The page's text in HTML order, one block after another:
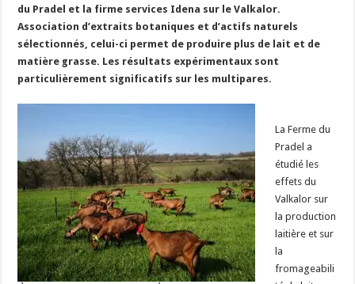
du Pradel et la firme services Idena sur le Valkalor.
Association d’extraits botaniques et d’actifs naturels
sélectionnés, celui-ci permet de produire plus de lait et de
matière grasse. Les résultats expérimentaux sont
particulièrement significatifs sur les multipares.
La Ferme du
Pradel a
étudié les
effets du
Valkalor sur
la production
laitière et sur
la
fromageabili